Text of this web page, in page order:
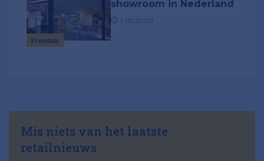
Premium
showroom in Nederland
Mis niets van het laatste
retailnieuws